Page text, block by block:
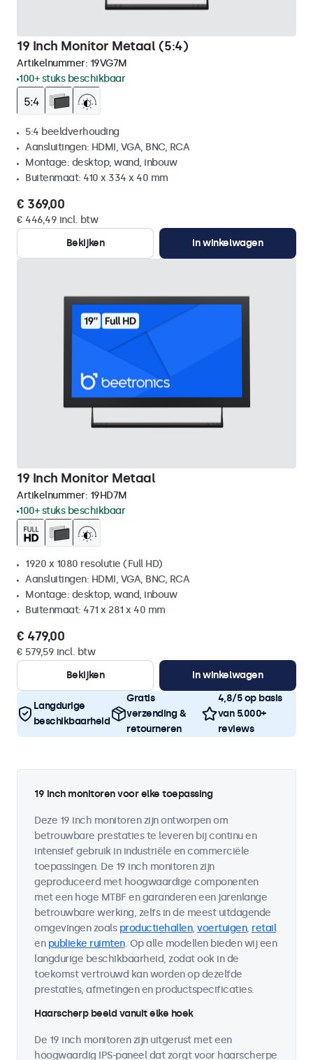
19 Inch Monitor Metaal (5:4)
Artikelnummer: 19VG7M
100+ stuks beschikbaar
5:4 beeldverhouding
Aansluitingen: HDMI, VGA, BNC, RCA
Montage: desktop, wand, inbouw
Buitenmaat: 410 x 334 x 40 mm
€ 369,00
€ 446,49 incl. btw
Bekijken
In winkelwagen
19 Inch Monitor Metaal
Artikelnummer: 19HD7M
100+ stuks beschikbaar
1920 x 1080 resolutie (Full HD)
Aansluitingen: HDMI, VGA, BNC, RCA
Montage: desktop, wand, inbouw
Buitenmaat: 471 x 281 x 40 mm
€ 479,00
€ 579,59 incl. btw
Bekijken
In winkelwagen
Langdurige
beschikbaarheid
Gratis
verzending &
retourneren
4,8/5 op basis
van 5.000+
reviews
19 inch monitoren voor elke toepassing
Deze 19 inch monitoren zijn ontworpen om
betrouwbare prestaties te leveren bij continu en
intensief gebruik in industriële en commerciële
toepassingen. De 19 inch monitoren zijn
geproduceerd met hoogwaardige componenten
met een hoge MTBF en garanderen een jarenlange
betrouwbare werking, zelfs in de meest uitdagende
omgevingen zoals productiehallen, voertuigen, retail
en publieke ruimten. Op alle modellen bieden wij een
langdurige beschikbaarheid, zodat ook in de
toekomst vertrouwd kan worden op dezelfde
prestaties, afmetingen en productspecificaties.
Haarscherp beeld vanuit elke hoek
De 19 inch monitoren zijn uitgerust met een
hoogwaardig IPS-paneel dat zorgt voor haarscherpe